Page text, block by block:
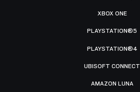
XBOX ONE
PLAYSTATION®5
PLAYSTATION®4
UBISOFT CONNECT
AMAZON LUNA